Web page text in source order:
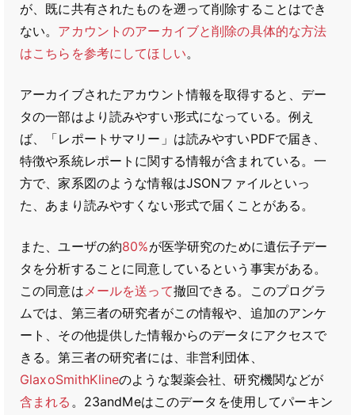
が、既に共有されたものを遡って削除することはでき
ない。 アカウントのアーカイブと削除の具体的な方法
はこちらを参考にしてほしい。
アーカイブされたアカウント情報を取得すると、デー
タの一部はより読みやすい形式になっている。例え
ば、「レポートサマリー」は読みやすいPDFで届き、
特徴や系統レポートに関する情報が含まれている。一
方で、家系図のような情報はJSONファイルといっ
た、あまり読みやすくない形式で届くことがある。
また、ユーザの約80%が医学研究のために遺伝子デー
タを分析することに同意しているという事実がある。
この同意はメールを送って撤回できる。このプログラ
ムでは、第三者の研究者がこの情報や、追加のアンケ
ート、その他提供した情報からのデータにアクセスで
きる。第三者の研究者には、非営利団体、
GlaxoSmithKlineのような製薬会社、研究機関などが
含まれる 。23andMeはこのデータを使用してパーキン